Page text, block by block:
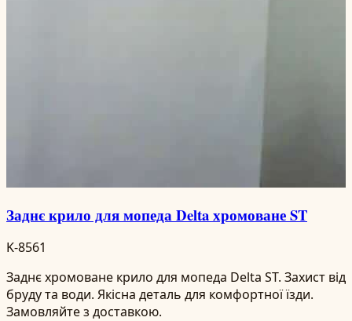
Заднє крило для мопеда Delta хромоване ST
K-8561
Заднє хромоване крило для мопеда Delta ST. Захист від
бруду та води. Якісна деталь для комфортної їзди.
Замовляйте з доставкою.